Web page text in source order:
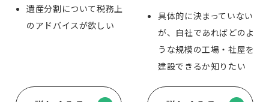
遺産分割について税務上
のアドバイスが欲しい
具体的に決まっていない
が、自社であればどのよ
うな規模の工場・社屋を
建設できるか知りたい